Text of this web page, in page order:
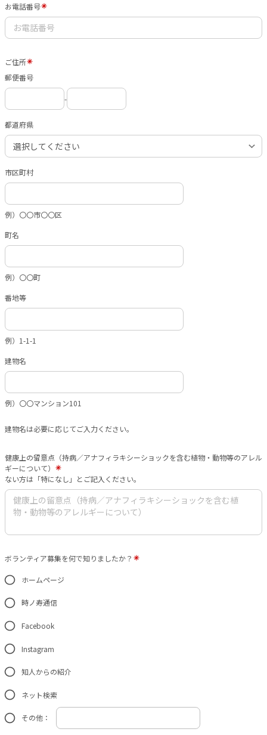
お電話番号
ご住所
郵便番号
-
都道府県
市区町村
例）〇〇市〇〇区
町名
例）〇〇町
番地等
例）1-1-1
建物名
例）〇〇マンション101
建物名は必要に応じてご入力ください。
健康上の留意点（持病／アナフィラキシーショックを含む植物・動物等のアレル
ギーについて）
ない方は「特になし」とご記入ください。
ボランティア募集を何で知りましたか？
ホームページ
時ノ寿通信
Facebook
Instagram
知人からの紹介
ネット検索
その他：